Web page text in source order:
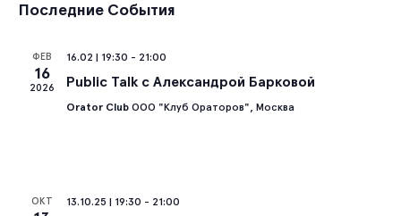
Последние События
ФЕВ
16
2026
16.02 | 19:30 - 21:00
Public Talk с Александрой Барковой
Orator Club ООО "Клуб Ораторов", Москва
ОКТ 13.10.25 | 19:30 - 21:00